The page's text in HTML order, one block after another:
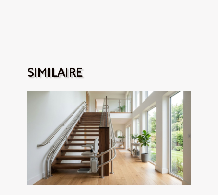
SIMILAIRE